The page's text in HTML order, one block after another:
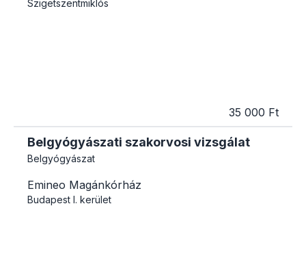
Szigetszentmiklós
35 000 Ft
Belgyógyászati szakorvosi vizsgálat
Belgyógyászat
Emineo Magánkórház
Budapest I. kerület